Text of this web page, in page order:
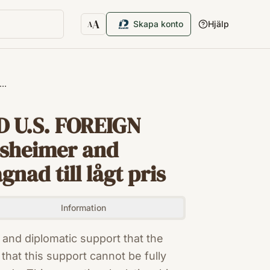
AA
Textstorlek
Skapa konto Hjälp
U.S. FOREIGN
and
till lågt pris
Information
diplomatic support that the
this support cannot be fully